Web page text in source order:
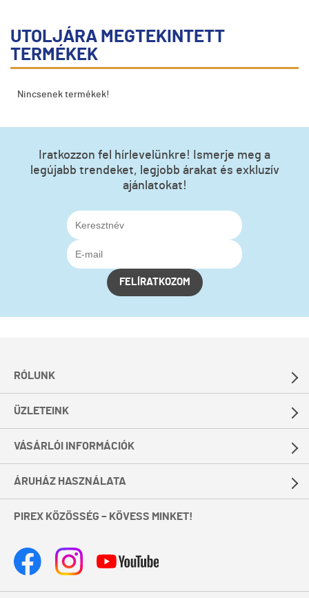
UTOLJÁRA MEGTEKINTETT
TERMÉKEK
Nincsenek termékek!
Iratkozzon fel hírlevelünkre! Ismerje meg a
legújabb trendeket, legjobb árakat és exkluzív
ajánlatokat!
FELÍRATKOZOM
RÓLUNK
ÜZLETEINK
VÁSÁRLÓI INFORMÁCIÓK
ÁRUHÁZ HASZNÁLATA
PIREX KÖZÖSSÉG – KÖVESS MINKET!